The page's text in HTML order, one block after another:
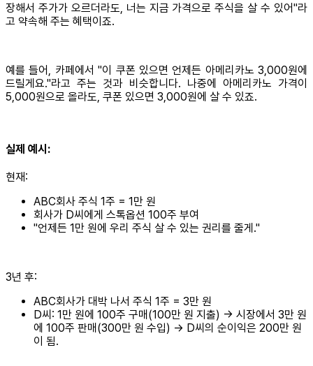
장해서 주가가 오르더라도, 너는 지금 가격으로 주식을 살 수 있어"라
고 약속해 주는 혜택이죠.
예를 들어, 카페에서 "이 쿠폰 있으면 언제든 아메리카노 3,000원에
드릴게요."라고 주는 것과 비슷합니다. 나중에 아메리카노 가격이
5,000원으로 올라도, 쿠폰 있으면 3,000원에 살 수 있죠.
실제 예시:
현재:
ABC회사 주식 1주 = 1만 원
회사가 D씨에게 스톡옵션 100주 부여
"언제든 1만 원에 우리 주식 살 수 있는 권리를 줄게."
3년 후:
ABC회사가 대박 나서 주식 1주 = 3만 원
D씨: 1만 원에 100주 구매(100만 원 지출) → 시장에서 3만 원
에 100주 판매(300만 원 수입) → D씨의 순이익은 200만 원
이 됨.